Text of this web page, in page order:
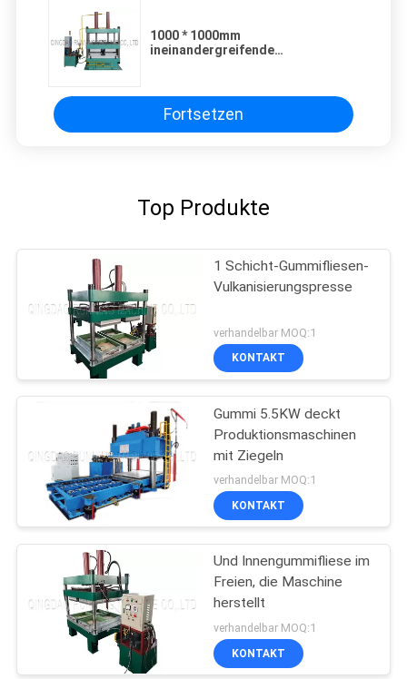
1000 * 1000mm
ineinandergreifende
Fortsetzen
Top Produkte
1 Schicht-Gummifliesen-
Vulkanisierungspresse
verhandelbar MOQ:1
KONTAKT
Gummi 5.5KW deckt
Produktionsmaschinen
mit Ziegeln
verhandelbar MOQ:1
KONTAKT
Und Innengummifliese im
Freien, die Maschine
herstellt
verhandelbar MOQ:1
KONTAKT